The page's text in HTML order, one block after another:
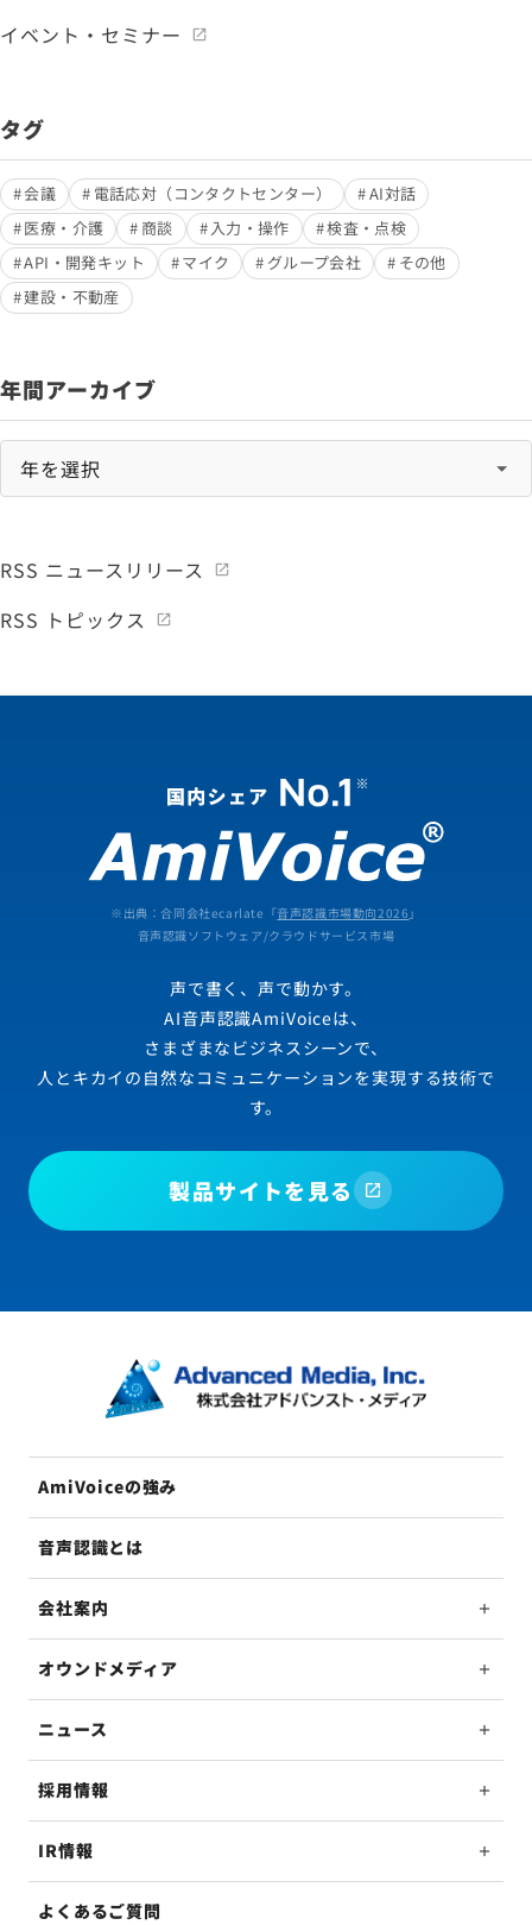
イベント・セミナー
タグ
会議 電話応対（コンタクトセンター）
AI対話
医療・介護
商談 入力・操作
検査・点検
API・開発キット
マイク グループ会社
その他
建設・不動産
年間アーカイブ
RSS ニュースリリース
RSS トピックス
※出典：合同会社ecarlate「音声認識市場動向2026 」
音声認識ソフトウェア/クラウドサービス市場
声で書く、声で動かす。
AI音声認識AmiVoiceは、
さまざまなビジネスシーンで、
人とキカイの自然なコミュニケーションを実現する技術で
す。
製品サイトを見る
AmiVoiceの強み
音声認識とは
会社案内
オウンドメディア
ニュース
採用情報
IR情報
よくあるご質問